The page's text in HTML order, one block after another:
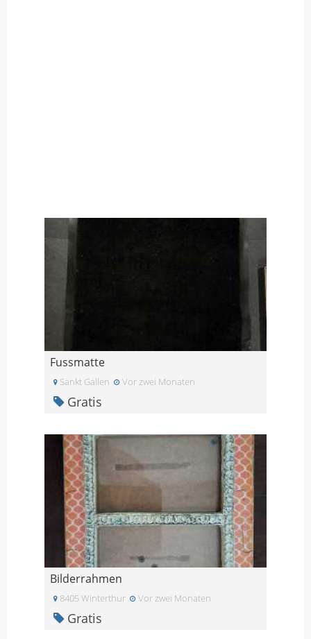
Fussmatte
Sankt Gallen Vor zwei Monaten
Gratis
Bilderrahmen
8405 Winterthur Vor zwei Monaten
Gratis